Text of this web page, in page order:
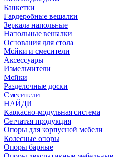
Банкетки
Гардеробные вешалки
Зеркала напольные
Напольные вешалки
Основания для стола
Мойки и смесители
Аксессуары
Измельчители
Мойки
Разделочные доски
Смесители
НАЙДИ
Каркасно-модульная система
Сетчатая продукция
Опоры для корпусной мебели
Колесные опоры
Опоры барные